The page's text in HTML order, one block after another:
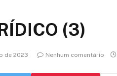
(3)
de 2023 Nenhum comentário